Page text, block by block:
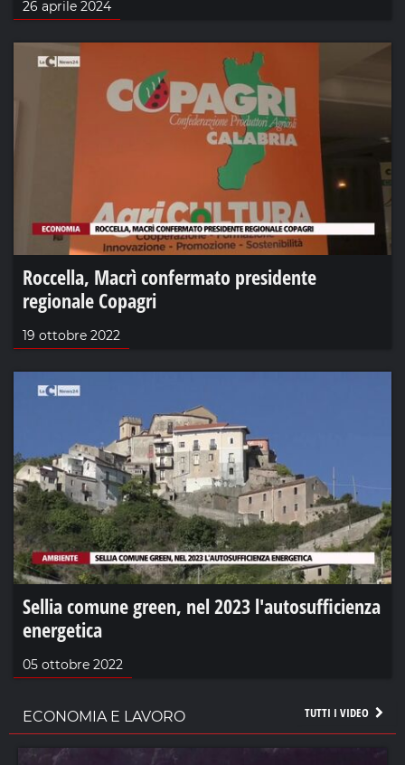
26 aprile 2024
Roccella, Macrì confermato presidente
regionale Copagri
19 ottobre 2022
Sellia comune green, nel 2023 l'autosufficienza
energetica
05 ottobre 2022
TUTTI I VIDEO
ECONOMIA E LAVORO